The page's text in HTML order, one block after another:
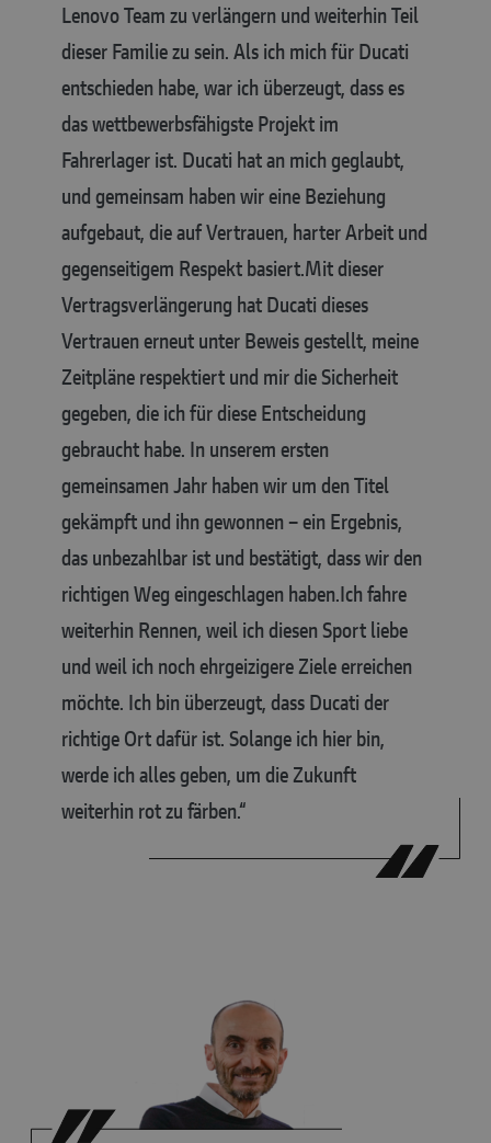
Lenovo Team zu verlängern und weiterhin Teil
dieser Familie zu sein. Als ich mich für Ducati
entschieden habe, war ich überzeugt, dass es
das wettbewerbsfähigste Projekt im
Fahrerlager ist. Ducati hat an mich geglaubt,
und gemeinsam haben wir eine Beziehung
aufgebaut, die auf Vertrauen, harter Arbeit und
gegenseitigem Respekt basiert.Mit dieser
Vertragsverlängerung hat Ducati dieses
Vertrauen erneut unter Beweis gestellt, meine
Zeitpläne respektiert und mir die Sicherheit
gegeben, die ich für diese Entscheidung
gebraucht habe. In unserem ersten
gemeinsamen Jahr haben wir um den Titel
gekämpft und ihn gewonnen – ein Ergebnis,
das unbezahlbar ist und bestätigt, dass wir den
richtigen Weg eingeschlagen haben.Ich fahre
weiterhin Rennen, weil ich diesen Sport liebe
und weil ich noch ehrgeizigere Ziele erreichen
möchte. Ich bin überzeugt, dass Ducati der
richtige Ort dafür ist. Solange ich hier bin,
werde ich alles geben, um die Zukunft
weiterhin rot zu färben.“